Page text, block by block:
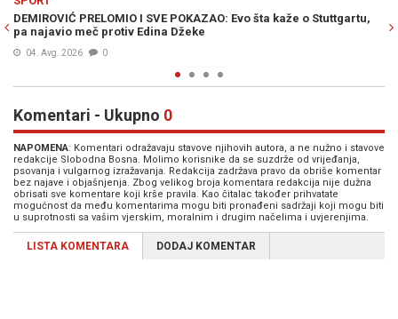
Stuttgartu,
ŽENA I DJECA NE ŽELE GA KUĆI: Džeko otkrio
porodičnog doma
04. Avg. 2026
Komentari - Ukupno 0
NAPOMENA: Komentari odražavaju stavove njihovih autora, a ne nužno i stavove
redakcije Slobodna Bosna. Molimo korisnike da se suzdrže od vrijeđanja,
psovanja i vulgarnog izražavanja. Redakcija zadržava pravo da obriše komentar
bez najave i objašnjenja. Zbog velikog broja komentara redakcija nije dužna
obrisati sve komentare koji krše pravila. Kao čitalac također prihvatate
mogućnost da među komentarima mogu biti pronađeni sadržaji koji mogu biti
u suprotnosti sa vašim vjerskim, moralnim i drugim načelima i uvjerenjima.
LISTA KOMENTARA DODAJ KOMENTAR